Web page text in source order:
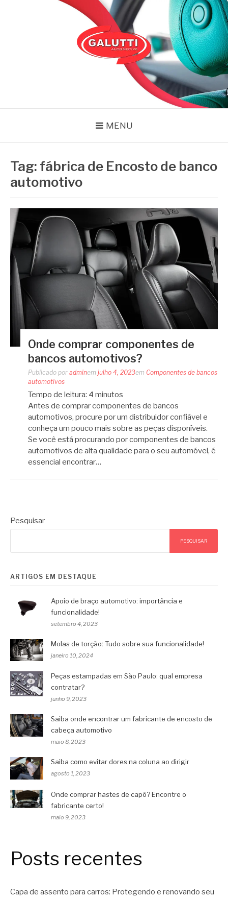
MENU
Tag: fábrica de Encosto de banco
automotivo
Onde comprar componentes de
bancos automotivos?
Publicado por adminem julho 4, 2023em Componentes de bancos
automotivos
Tempo de leitura: 4 minutos
Antes de comprar componentes de bancos
automotivos, procure por um distribuidor confiável e
conheça um pouco mais sobre as peças disponíveis.
Se você está procurando por componentes de bancos
automotivos de alta qualidade para o seu automóvel, é
essencial encontrar…
Pesquisar
PESQUISAR
ARTIGOS EM DESTAQUE
Apoio de braço automotivo: importância e
funcionalidade!
setembro 4, 2023
Molas de torção: Tudo sobre sua funcionalidade!
janeiro 10, 2024
Peças estampadas em São Paulo: qual empresa
contratar?
junho 9, 2023
Saiba onde encontrar um fabricante de encosto de
cabeça automotivo
maio 8, 2023
Saiba como evitar dores na coluna ao dirigir
agosto 1, 2023
Onde comprar hastes de capô? Encontre o
fabricante certo!
maio 9, 2023
Posts recentes
Capa de assento para carros: Protegendo e renovando seu